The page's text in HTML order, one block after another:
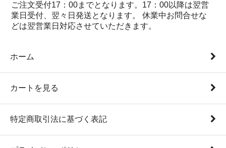
ご注文受付17：00までとなります。17：00以降は翌営
業日受付、翌々日発送となります。 休業中お問合せな
どは翌営業日対応させていただきます。
ホーム
カートを見る
特定商取引法に基づく表記